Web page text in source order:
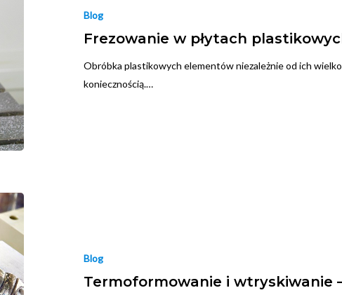
Blog
Frezowanie w płytach
Obróbka plastikowych elementów niezależnie od ich
koniecznością.…
Blog
Termoformowanie i